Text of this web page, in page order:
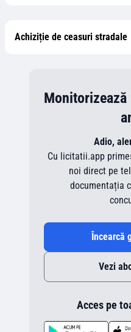
Achiziție de ceasuri stradale
Adio,
Cu licitatii.app
noi direct pe
documentația
Încearcă
Vezi
Acces pe